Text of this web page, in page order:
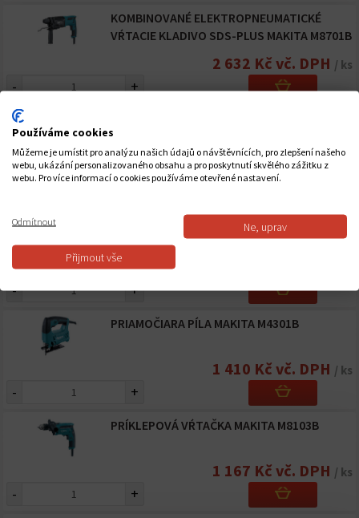
KOMBINOVANÉ ELEKTROPNEUMATICKÉ
VŔTACIE KLADIVO SDS-PLUS MAKITA M8701B
2 632 Kč vč. DPH / ks
- +
2 412 Kč vč. DPH
MIEŠAČKA MAKITA M6600B
- +
PRIAMOČIARA PÍLA MAKITA M4301B
1 410 Kč vč. DPH / ks
- +
PRÍKLEPOVÁ VŔTAČKA MAKITA M8103B
1 167 Kč vč. DPH / ks
- +
Používáme cookies
Můžeme je umístit pro analýzu našich údajů o návštěvnících, pro zlepšení našeho
webu, ukázání personalizovaného obsahu a pro poskytnutí skvělého zážitku z
webu. Pro více informací o cookies používáme otevřené nastavení.
Odmítnout Ne, uprav
Přijmout vše